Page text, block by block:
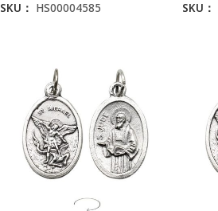
SKU： HS00004585 SKU：